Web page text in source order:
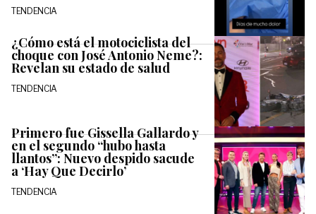
TENDENCIA
¿Cómo está el motociclista del
choque con José Antonio Neme?:
Revelan su estado de salud
TENDENCIA
Primero fue Gissella Gallardo y
en el segundo “hubo hasta
llantos”: Nuevo despido sacude
a ‘Hay Que Decirlo’
TENDENCIA